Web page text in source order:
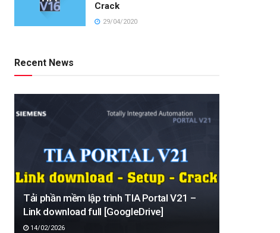
Crack
29/04/2020
Recent News
Tải phần mềm lập trình TIA Portal V21 –
Link download full [GoogleDrive]
14/02/2026